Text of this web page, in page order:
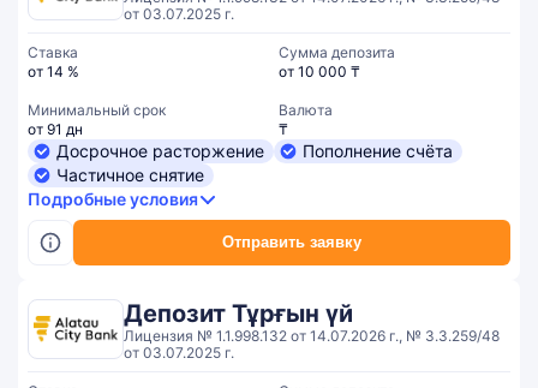
от 03.07.2025 г.
Отправить заявку
Ставка
от 14 %
Сумма депозита
от 10 000 ₸
Минимальный срок
от 91 дн
Валюта
₸
Досрочное расторжение
Пополнение счёта
Частичное снятие
Подробные условия
Депозит Тұрғын үй
Лицензия № 1.1.998.132 от 14.07.2026 г., № 3.3.259/48
от 03.07.2025 г.